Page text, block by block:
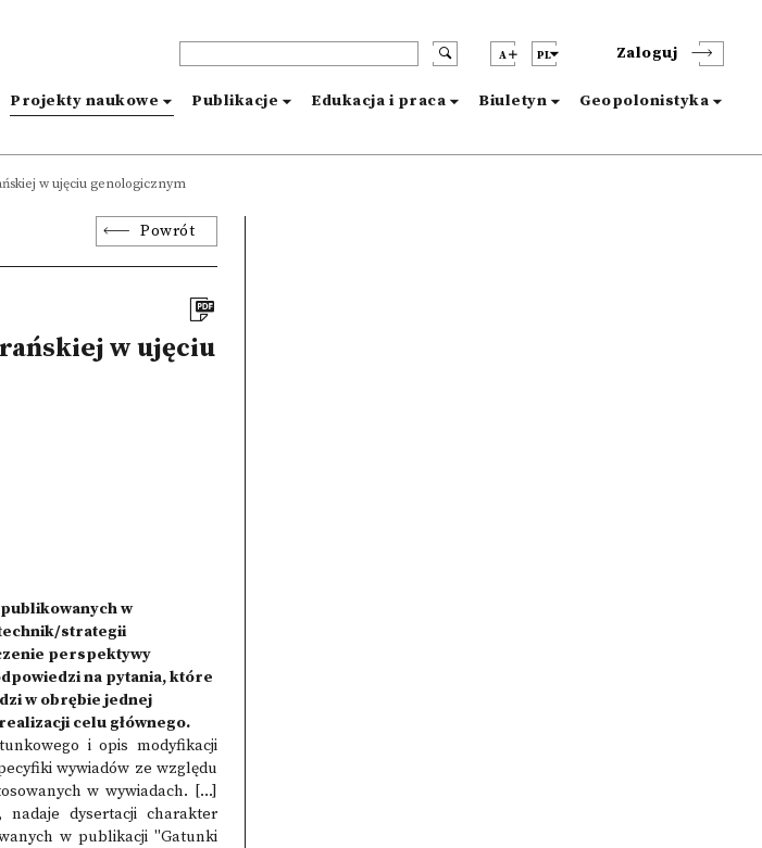
A PL Zaloguj
Projekty naukowe Publikacje Edukacja i praca Biuletyn Geopolonistyka
w ujęciu genologicznym
Powrót
w ujęciu
w
strategii
perspektywy
na pytania, które
w obrębie jednej
celu głównego.
i opis modyfikacji
wywiadów ze względu
w wywiadach. [...]
nadaje dysertacji charakter
w publikacji "Gatunki